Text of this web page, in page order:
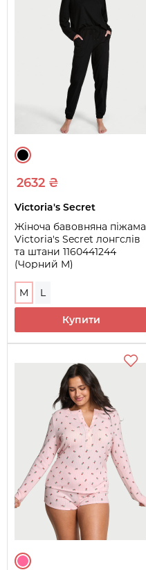
2632 ₴
Victoria's Secret
Жіноча бавовняна піжама
Victoria's Secret лонгслів
та штани 1160441244
(Чорний M)
M L
Купити